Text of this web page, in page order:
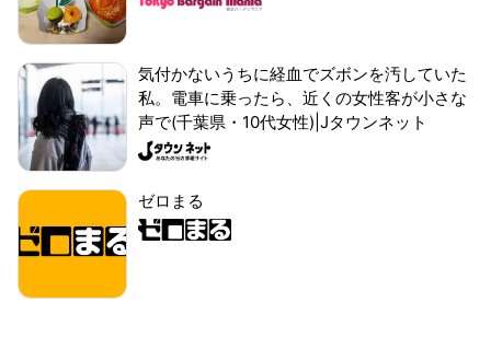
気付かないうちに経血でズボンを汚していた
私。電車に乗ったら、近くの女性客が小さな
声で(千葉県・10代女性)|Jタウンネット
ゼロまる